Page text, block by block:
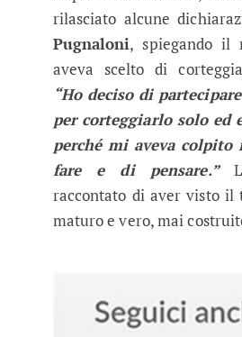
rilasciato alcune
Pugnaloni, spiegando il
aveva scelto di
“Ho deciso di
per corteggiarlo solo ed
perché mi aveva
fare e di pensare.”
raccontato di aver visto il
maturo e vero, mai